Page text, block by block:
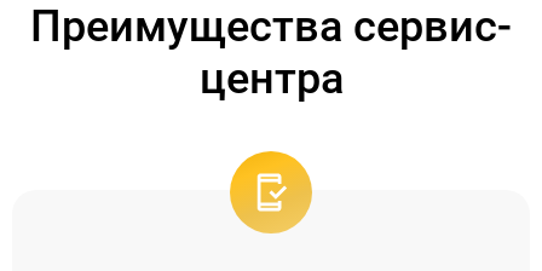
Преимущества сервис-
центра